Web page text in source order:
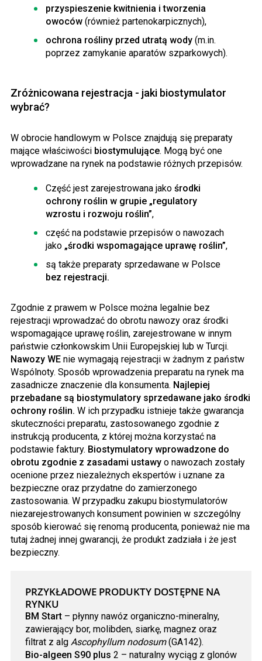
przyspieszenie kwitnienia i tworzenia
owoców (również partenokarpicznych),
ochrona rośliny przed utratą wody (m.in.
poprzez zamykanie aparatów szparkowych).
Zróżnicowana rejestracja - jaki biostymulator
wybrać?
W obrocie handlowym w Polsce znajdują się preparaty
mające właściwości biostymulujące. Mogą być one
wprowadzane na rynek na podstawie różnych przepisów.
Część jest zarejestrowana jako środki
ochrony roślin w grupie „regulatory
wzrostu i rozwoju roślin”,
część na podstawie przepisów o nawozach
jako „środki wspomagające uprawę roślin”,
są także preparaty sprzedawane w Polsce
bez rejestracji.
Zgodnie z prawem w Polsce można legalnie bez
rejestracji wprowadzać do obrotu nawozy oraz środki
wspomagające uprawę roślin, zarejestrowane w innym
państwie członkowskim Unii Europejskiej lub w Turcji.
Nawozy WE nie wymagają rejestracji w żadnym z państw
Wspólnoty. Sposób wprowadzenia preparatu na rynek ma
zasadnicze znaczenie dla konsumenta. Najlepiej
przebadane są biostymulatory sprzedawane jako środki
ochrony roślin. W ich przypadku istnieje także gwarancja
skuteczności preparatu, zastosowanego zgodnie z
instrukcją producenta, z której można korzystać na
podstawie faktury. Biostymulatory wprowadzone do
obrotu zgodnie z zasadami ustawy o nawozach zostały
ocenione przez niezależnych ekspertów i uznane za
bezpieczne oraz przydatne do zamierzonego
zastosowania. W przypadku zakupu biostymulatorów
niezarejestrowanych konsument powinien w szczególny
sposób kierować się renomą producenta, ponieważ nie ma
tutaj żadnej innej gwarancji, że produkt zadziała i że jest
bezpieczny.
PRZYKŁADOWE PRODUKTY DOSTĘPNE NA
RYNKU
BM Start – płynny nawóz organiczno-mineralny,
zawierający bor, molibden, siarkę, magnez oraz
filtrat z alg Ascophyllum nodosum(GA142).
Bio-algeen S90 plus 2 – naturalny wyciąg z glonów